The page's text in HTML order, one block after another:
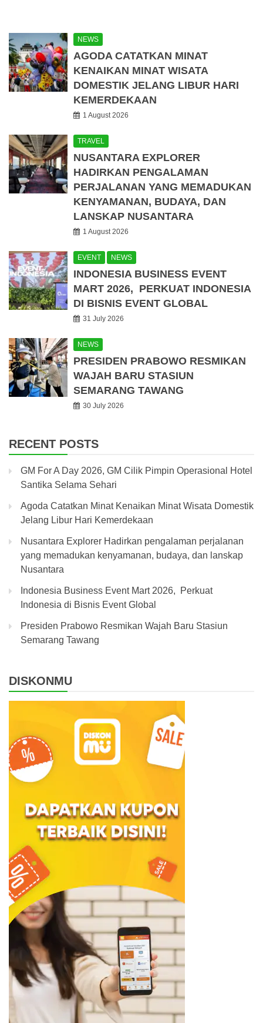
NEWS
AGODA CATATKAN MINAT
KENAIKAN MINAT WISATA
DOMESTIK JELANG LIBUR HARI
KEMERDEKAAN
1 August 2026
TRAVEL
NUSANTARA EXPLORER
HADIRKAN PENGALAMAN
PERJALANAN YANG MEMADUKAN
KENYAMANAN, BUDAYA, DAN
LANSKAP NUSANTARA
1 August 2026
EVENT NEWS
INDONESIA BUSINESS EVENT
MART 2026, PERKUAT INDONESIA
DI BISNIS EVENT GLOBAL
31 July 2026
NEWS
PRESIDEN PRABOWO RESMIKAN
WAJAH BARU STASIUN
SEMARANG TAWANG
30 July 2026
RECENT POSTS
GM For A Day 2026, GM Cilik Pimpin Operasional Hotel
Santika Selama Sehari
Agoda Catatkan Minat Kenaikan Minat Wisata Domestik
Jelang Libur Hari Kemerdekaan
Nusantara Explorer Hadirkan pengalaman perjalanan
yang memadukan kenyamanan, budaya, dan lanskap
Nusantara
Indonesia Business Event Mart 2026, Perkuat
Indonesia di Bisnis Event Global
Presiden Prabowo Resmikan Wajah Baru Stasiun
Semarang Tawang
DISKONMU